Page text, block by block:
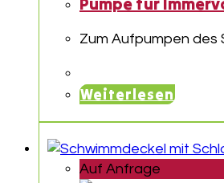
Zum Aufpumpen des
Weiterlesen
Auf Anfrage